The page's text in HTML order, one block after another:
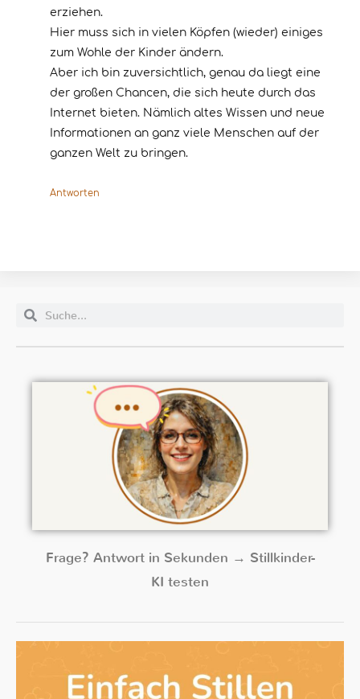
erziehen.
Hier muss sich in vielen Köpfen (wieder) einiges
zum Wohle der Kinder ändern.
Aber ich bin zuversichtlich, genau da liegt eine
der großen Chancen, die sich heute durch das
Internet bieten. Nämlich altes Wissen und neue
Informationen an ganz viele Menschen auf der
ganzen Welt zu bringen.
Antworten
Frage? Antwort in Sekunden → Stillkinder-
KI testen